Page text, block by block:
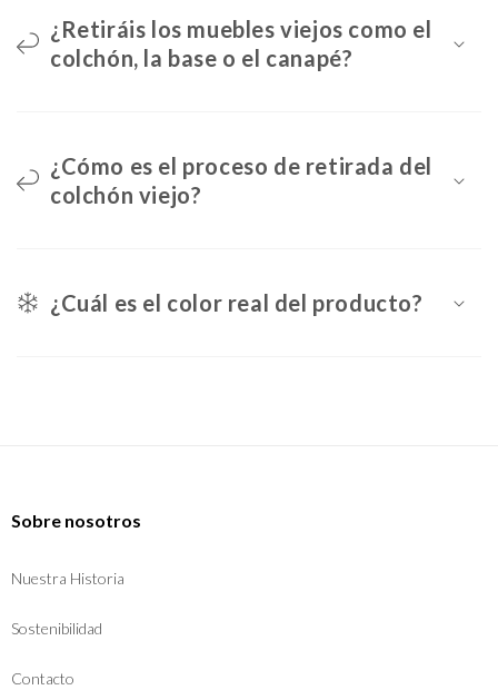
¿Retiráis los muebles viejos como el
colchón, la base o el canapé?
¿Cómo es el proceso de retirada del
colchón viejo?
¿Cuál es el color real del producto?
Sobre nosotros
Nuestra Historia
Sostenibilidad
Contacto